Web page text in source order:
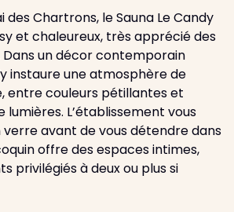
des Chartrons, le Sauna Le Candy
et chaleureux, très apprécié des
Dans un décor contemporain
instaure une atmosphère de
entre couleurs pétillantes et
lumières. L’établissement vous
avant de vous détendre dans
offre des espaces intimes,
privilégiés à deux ou plus si